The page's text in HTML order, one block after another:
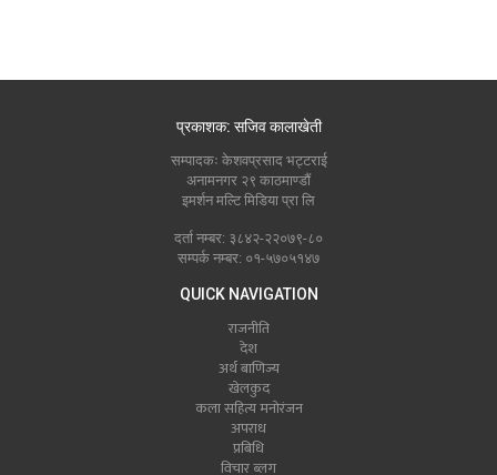
प्रकाशक: सजिव कालाखेती
सम्पादकः केशवप्रसाद भट्टराई
अनामनगर २९ काठमाण्डौं
इमर्शन मल्टि मिडिया प्रा लि
दर्ता नम्बर: ३८४२-२२०७९-८०
सम्पर्क नम्बर: ०१-५७०५१४७
QUICK NAVIGATION
राजनीति
देश
अर्थ बाणिज्य
खेलकुद
कला सहित्य मनोरंजन
अपराध
प्रबिधि
विचार ब्लग